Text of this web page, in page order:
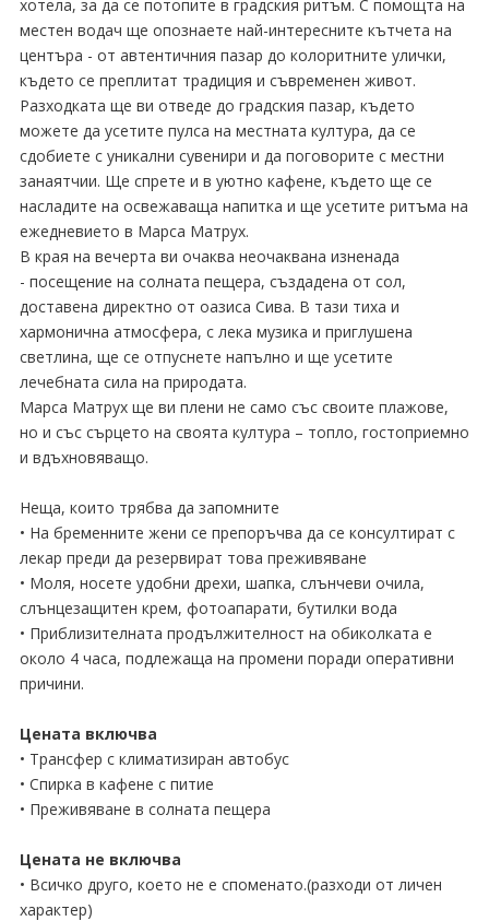
хотела, за да се потопите в градския ритъм. С помощта на
местен водач ще опознаете най-интересните кътчета на
центъра - от автентичния пазар до колоритните улички,
където се преплитат традиция и съвременен живот.
Разходката ще ви отведе до градския пазар, където
можете да усетите пулса на местната култура, да се
сдобиете с уникални сувенири и да поговорите с местни
занаятчии. Ще спрете и в уютно кафене, където ще се
насладите на освежаваща напитка и ще усетите ритъма на
ежедневието в Марса Матрух.
В края на вечерта ви очаква неочаквана изненада
- посещение на солната пещера, създадена от сол,
доставена директно от оазиса Сива. В тази тиха и
хармонична атмосфера, с лека музика и приглушена
светлина, ще се отпуснете напълно и ще усетите
лечебната сила на природата.
Марса Матрух ще ви плени не само със своите плажове,
но и със сърцето на своята култура – топло, гостоприемно
и вдъхновяващо.
Неща, които трябва да запомните
• На бременните жени се препоръчва да се консултират с
лекар преди да резервират това преживяване
• Моля, носете удобни дрехи, шапка, слънчеви очила,
слънцезащитен крем, фотоапарати, бутилки вода
• Приблизителната продължителност на обиколката е
около 4 часа, подлежаща на промени поради оперативни
причини.
Цената включва
• Трансфер с климатизиран автобус
• Спирка в кафене с питие
• Преживяване в солната пещера
Цената не включва
• Всичко друго, което не е споменато.(разходи от личен
характер)